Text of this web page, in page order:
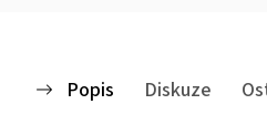
Popis Diskuze